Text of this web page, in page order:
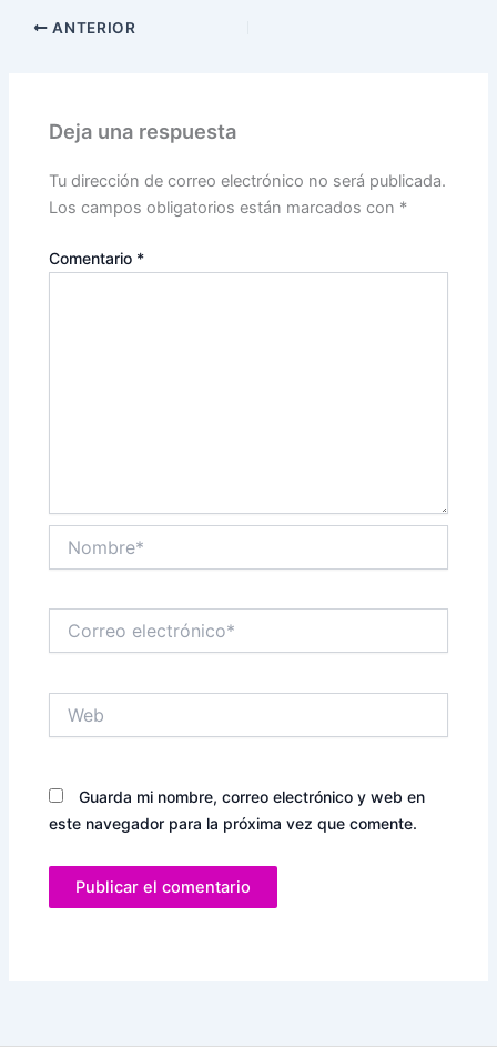
ANTERIOR
Deja una respuesta
Tu dirección de correo electrónico no será publicada.
Los campos obligatorios están marcados con *
Comentario *
electrónico*
Guarda mi nombre, correo electrónico y web en
este navegador para la próxima vez que comente.